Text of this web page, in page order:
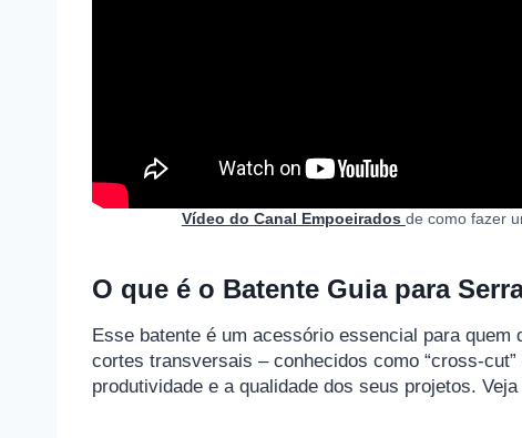
Vídeo do Canal Empoeirados de como fazer
O que é o Batente Guia para
Esse batente é um acessório essencial para
cortes transversais – conhecidos como “cross-
produtividade e a qualidade dos seus projetos.